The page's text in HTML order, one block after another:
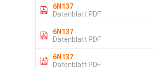
6N137
Datenblatt PDF
6N137
Datenblatt PDF
6N137
Datenblatt PDF